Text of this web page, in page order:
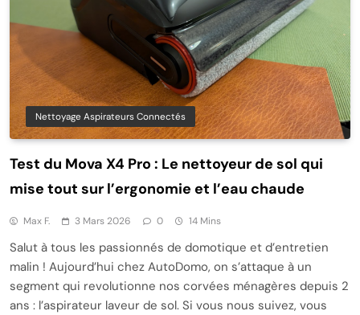
Nettoyage Aspirateurs Connectés
Test du Mova X4 Pro : Le nettoyeur de sol qui
mise tout sur l’ergonomie et l’eau chaude
Max F. 3 Mars 2026 0 14 Mins
Salut à tous les passionnés de domotique et d’entretien
malin ! Aujourd’hui chez AutoDomo, on s’attaque à un
segment qui revolutionne nos corvées ménagères depuis 2
ans : l’aspirateur laveur de sol. Si vous nous suivez, vous